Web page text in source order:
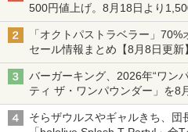
500円値上げ。8月18日より
「オクトパストラベラー」
セール情報まとめ【8月8日更新】
ニンテンドーeショップでは「
バーガーキング、2026年“ワン
ティ ザ・ワンパウンダー」を8
「特製ガーリックマヨソース」
そらザウルスやギャルきち、団